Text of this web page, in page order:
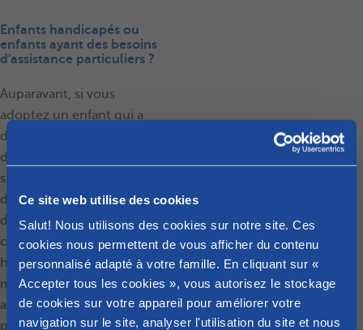
Ce site web utilise des cookies
Salut! Nous utilisons des cookies sur notre site. Ces
cookies nous permettent de vous afficher du contenu
personnalisé adapté à votre famille. En cliquant sur «
Accepter tous les cookies », vous autorisez le stockage
de cookies sur votre appareil pour améliorer votre
navigation sur le site, analyser l'utilisation du site et nous
Enfants handicapés ou
enfants ayant des besoins
d'assistance particuliers ?
Auparavant, si vous
adoptez un enfant qui a
des besoins
d'accompagnement
spécifiques, le congé
d'adoption était déjà
doublé à condition que
cet enfant soit reconnu
handicapé à 66% au
moins, ou que cet enfant
ait un minimum de 4
points sur le premier pilier